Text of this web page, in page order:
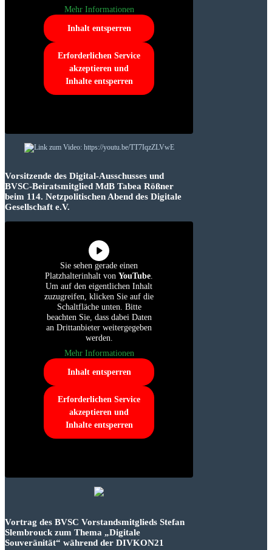
Mehr Informationen
Inhalt entsperren
Erforderlichen Service
akzeptieren und
Inhalte entsperren
Vorsitzende des Digital-Ausschusses und
BVSC-Beiratsmitglied MdB Tabea Rößner
beim 114. Netzpolitischen Abend des Digitale
Gesellschaft e.V.
Sie sehen gerade einen
Platzhalterinhalt von YouTube.
Um auf den eigentlichen Inhalt
zuzugreifen, klicken Sie auf die
Schaltfläche unten. Bitte
beachten Sie, dass dabei Daten
an Drittanbieter weitergegeben
werden.
Mehr Informationen
Inhalt entsperren
Erforderlichen Service
akzeptieren und
Inhalte entsperren
Vortrag des BVSC Vorstandsmitglieds Stefan
Slembrouck zum Thema „Digitale
Souveränität“ während der DIVKON21